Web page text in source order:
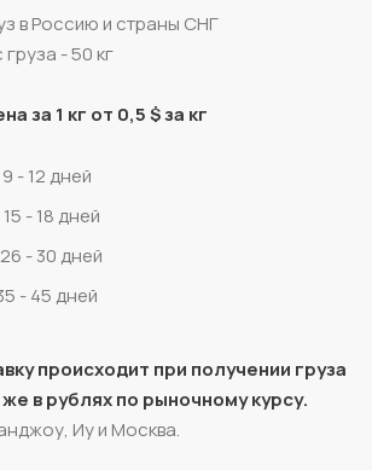
в Россию и страны СНГ
- 50 кг
за 1 кг от 0,5 $ за кг
- 12 дней
- 18 дней
- 30 дней
- 45 дней
происходит при получении груза
в рублях по рыночному курсу.
Иу и Москва.